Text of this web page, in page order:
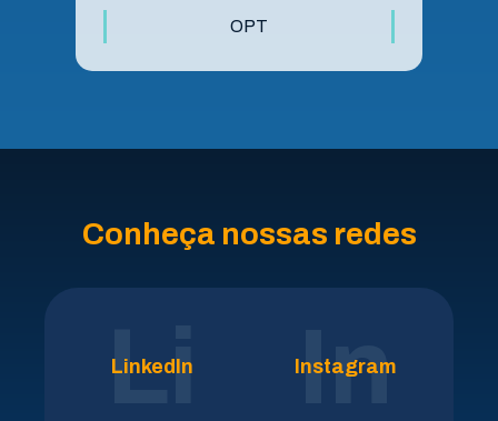
OPT
Conheça nossas redes
Li
LinkedIn In
Instagram